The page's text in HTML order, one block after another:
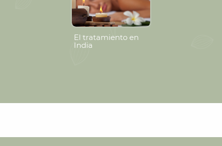
El tratamiento en
India